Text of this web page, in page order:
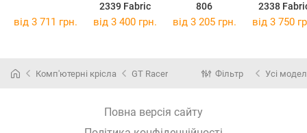
2339 Fabric
806
2338
від 3 711 грн. від 3 400 грн. від 3 205 грн. від 3 750
Комп'ютерні крісла GT Racer Фільтр Усі
Повна версія сайту